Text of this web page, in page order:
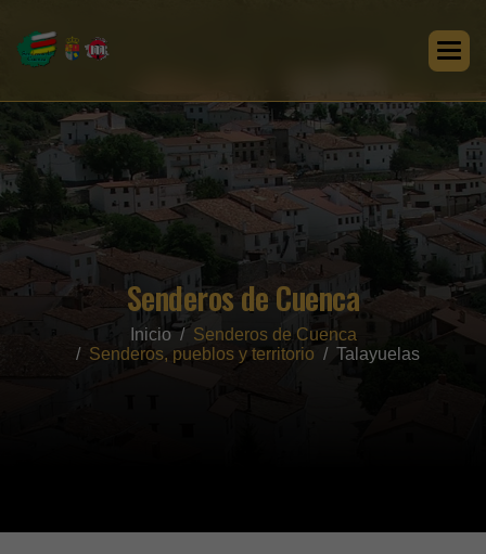
Senderos de Cuenca
Inicio
Senderos de Cuenca
Senderos, pueblos y territorio
Talayuelas